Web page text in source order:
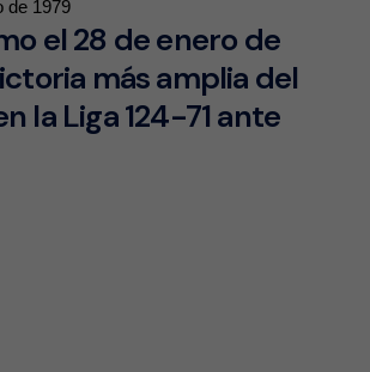
de 1979
el 28 de enero de
más amplia del
la Liga 124-71 ante